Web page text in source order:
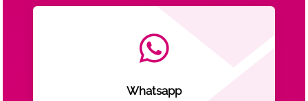

Whatsapp